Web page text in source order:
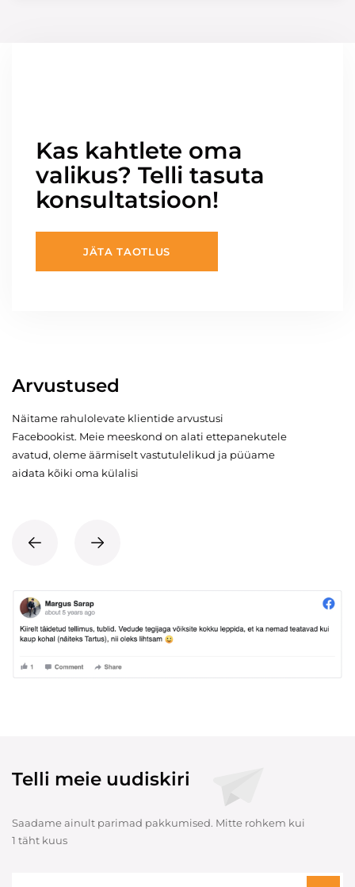
Kas kahtlete oma
valikus? Telli tasuta
konsultatsioon!
JÄTA TAOTLUS
Arvustused
Näitame rahulolevate klientide arvustusi
Facebookist. Meie meeskond on alati ettepanekutele
avatud, oleme äärmiselt vastutulelikud ja püüame
aidata kõiki oma külalisi
Telli meie uudiskiri
Saadame ainult parimad pakkumised. Mitte rohkem kui
1 täht kuus